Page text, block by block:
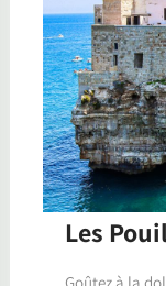
Les
Goûtez à la